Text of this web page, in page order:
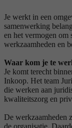
Je werkt in een
samenwerking
en het vermogen om
werkzaamheden en
Waar kom je te
Je komt terecht
Inkoop. Het team
die werken aan
kwaliteitszorg en
De werkzaamheden
de organisatie.